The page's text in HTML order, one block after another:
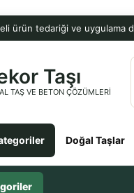
ürün tedariği ve uygulama
Taşı
TAŞ VE BETON ÇÖZÜMLERI
Doğal Taşlar